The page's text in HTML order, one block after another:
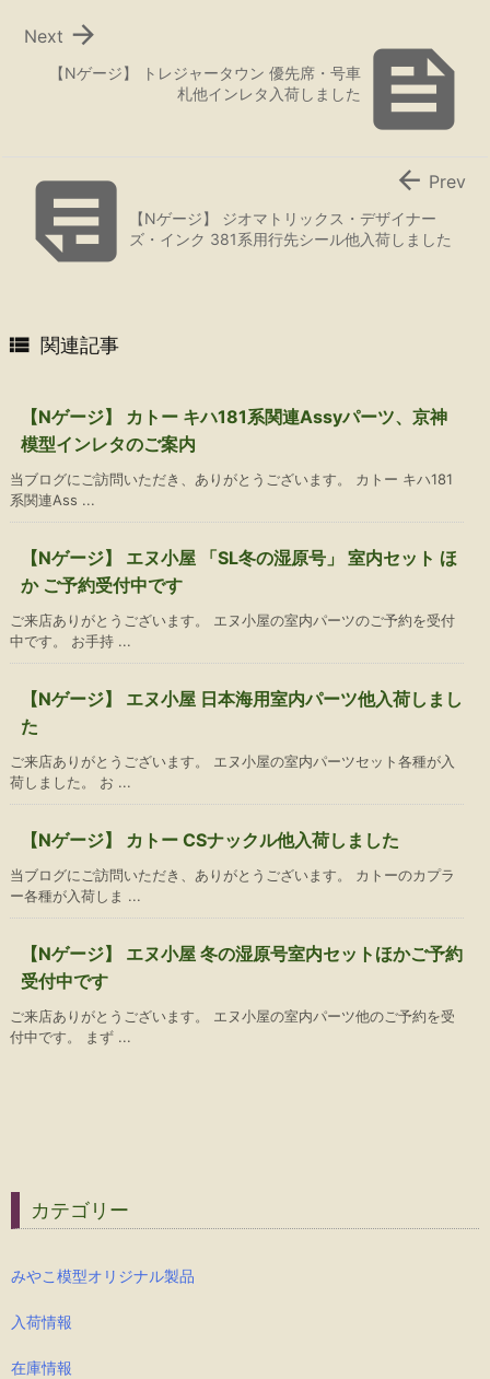

【Nゲージ】 トレジャータウン 優先席・号車
札他インレタ入荷しました

Next
 【Nゲージ】 ジオマトリックス・デザイナー
ズ・インク 381系用行先シール他入荷しました
 Prev
 関連記事
【Nゲージ】 カトー キハ181系関連Assyパーツ、京神
模型インレタのご案内
当ブログにご訪問いただき、ありがとうございます。 カトー キハ181
系関連Ass ...
【Nゲージ】 エヌ小屋 「SL冬の湿原号」 室内セット ほ
か ご予約受付中です
ご来店ありがとうございます。 エヌ小屋の室内パーツのご予約を受付
中です。 お手持 ...
【Nゲージ】 エヌ小屋 日本海用室内パーツ他入荷しまし
た
ご来店ありがとうございます。 エヌ小屋の室内パーツセット各種が入
荷しました。 お ...
【Nゲージ】 カトー CSナックル他入荷しました
当ブログにご訪問いただき、ありがとうございます。 カトーのカプラ
ー各種が入荷しま ...
【Nゲージ】 エヌ小屋 冬の湿原号室内セットほかご予約
受付中です
ご来店ありがとうございます。 エヌ小屋の室内パーツ他のご予約を受
付中です。 まず ...
カテゴリー
みやこ模型オリジナル製品
入荷情報
在庫情報